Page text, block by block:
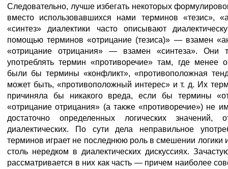
Следовательно, лучше избегать некоторых
вместо использовавшихся нами терминов «тезис»,
«синтез» диалектики часто описывают
помощью терминов «отрицание (тезиса)» — взамен
«отрицание отрицания» — взамен «синтеза». Они
употреблять термин «противоречие» там, где менее
были бы термины «конфликт», «противоположная
может быть, «противоположный интерес» и т. д. Их
причиняла бы никакого вреда, если бы термины
«отрицание отрицания» (а также «противоречие») не
достаточно определенных логических значений,
диалектических. По сути дела неправильное
терминов играет не последнюю роль в смешении логики
столь нередком в диалектических дискуссиях.
рассматривается в них как часть — причем наиболее